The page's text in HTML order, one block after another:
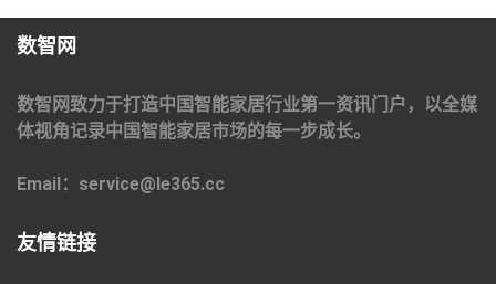
数智网
数智网致力于打造中国智能家居行业第一资讯门户，以全媒
体视角记录中国智能家居市场的每一步成长。
Email：service@le365.cc
友情链接